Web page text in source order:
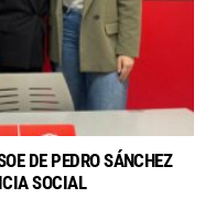
DE PEDRO SÁNCHEZ
SOCIAL